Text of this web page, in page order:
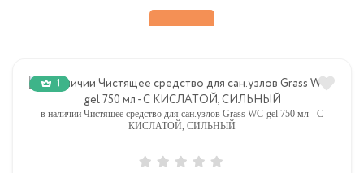
1
в наличии Чистящее средство для сан.узлов Grass WC-gel 750 мл - С
КИСЛАТОЙ, СИЛЬНЫЙ